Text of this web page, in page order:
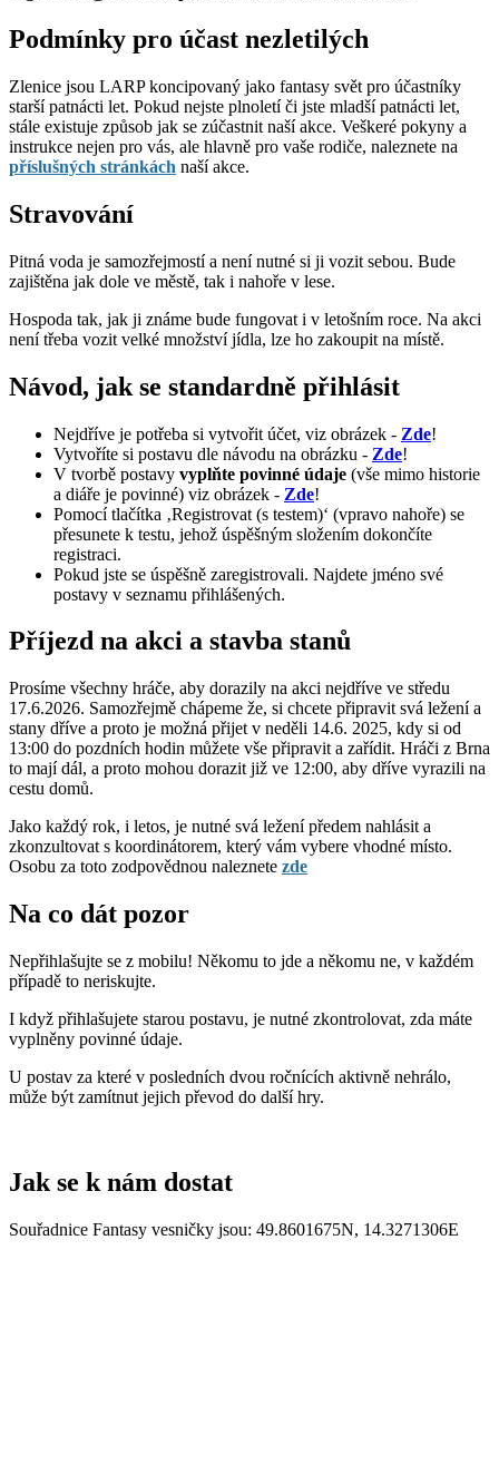
Podmínky pro účast nezletilých
Zlenice jsou LARP koncipovaný jako fantasy svět pro účastníky
starší patnácti let. Pokud nejste plnoletí či jste mladší patnácti let,
stále existuje způsob jak se zúčastnit naší akce. Veškeré pokyny a
instrukce nejen pro vás, ale hlavně pro vaše rodiče, naleznete na
příslušných stránkách naší akce.
Stravování
Pitná voda je samozřejmostí a není nutné si ji vozit sebou. Bude
zajištěna jak dole ve městě, tak i nahoře v lese.
Hospoda tak, jak ji známe bude fungovat i v letošním roce. Na akci
není třeba vozit velké množství jídla, lze ho zakoupit na místě.
Návod, jak se standardně přihlásit
Nejdříve je potřeba si vytvořit účet, viz obrázek - Zde!
Vytvoříte si postavu dle návodu na obrázku - Zde!
V tvorbě postavy vyplňte povinné údaje (vše mimo historie
a diáře je povinné) viz obrázek - Zde!
Pomocí tlačítka ‚Registrovat (s testem)‘ (vpravo nahoře) se
přesunete k testu, jehož úspěšným složením dokončíte
registraci.
Pokud jste se úspěšně zaregistrovali. Najdete jméno své
postavy v seznamu přihlášených.
Příjezd na akci a stavba stanů
Prosíme všechny hráče, aby dorazily na akci nejdříve ve středu
17.6.2026. Samozřejmě chápeme že, si chcete připravit svá ležení a
stany dříve a proto je možná přijet v neděli 14.6. 2025, kdy si od
13:00 do pozdních hodin můžete vše připravit a zařídit. Hráči z Brna
to mají dál, a proto mohou dorazit již ve 12:00, aby dříve vyrazili na
cestu domů.
Jako každý rok, i letos, je nutné svá ležení předem nahlásit a
zkonzultovat s koordinátorem, který vám vybere vhodné místo.
Osobu za toto zodpovědnou naleznete zde
Na co dát pozor
Nepřihlašujte se z mobilu! Někomu to jde a někomu ne, v každém
případě to neriskujte.
I když přihlašujete starou postavu, je nutné zkontrolovat, zda máte
vyplněny povinné údaje.
U postav za které v posledních dvou ročnících aktivně nehrálo,
může být zamítnut jejich převod do další hry.
Jak se k nám dostat
Souřadnice Fantasy vesničky jsou: 49.8601675N, 14.3271306E